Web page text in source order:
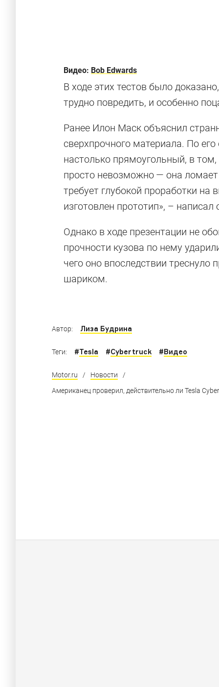
Видео: Bob Edwards
В ходе этих тестов было
трудно повредить, и особенно
Ранее Илон Маск объяснил
сверхпрочного материала. По
настолько прямоугольный, в
просто невозможно — она
требует глубокой проработки на
изготовлен прототип», – написал
Однако в ходе презентации не
прочности кузова по нему
чего оно впоследствии
шариком.
Не
пикап от
других!
Низкополигональный Кибертрак и другие
Автор: Лиза Будрина
Теги: #Tesla #Cybertruck #Видео
Motor.ru / Новости
/
Американец проверил, действительно ли Tesla